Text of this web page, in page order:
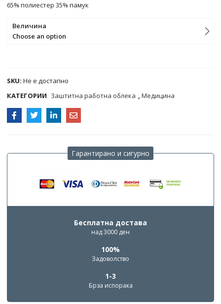
65% полиестер 35% памук
Величина
Choose an option
SKU:Не е достапно
КАТЕГОРИИ Заштитна работна облека ,Медицина
Гарантирано и сигурно
Бесплатна достава
над 3000 ден
100%
Задоволство
1-3
Брза испорака